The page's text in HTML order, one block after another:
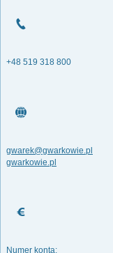
+48 519 318 800
gwarek@gwarkowie.pl
gwarkowie.pl
Numer konta: